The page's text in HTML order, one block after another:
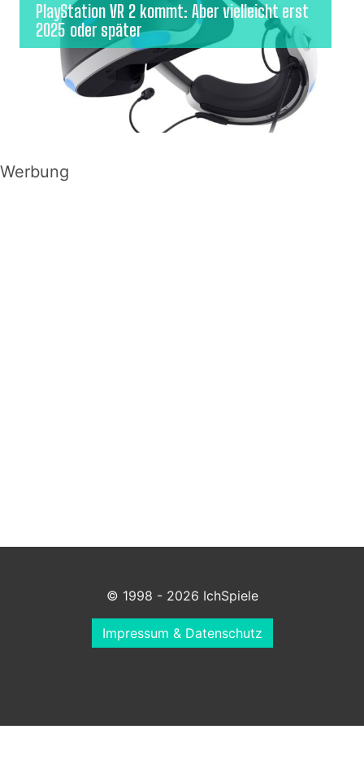
PlayStation VR 2 kommt: Aber vielleicht erst
2025 oder später
Werbung
© 1998 - 2026 IchSpiele
Impressum & Datenschutz